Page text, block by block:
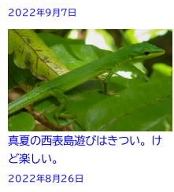
2022年9月7日
真夏の西表島遊びはきつい。け
ど楽しい。
2022年8月26日